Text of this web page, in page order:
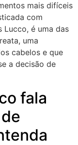
mais difíceis
com
Lucco, é uma das
uma
cabelos e que
a decisão de
fala